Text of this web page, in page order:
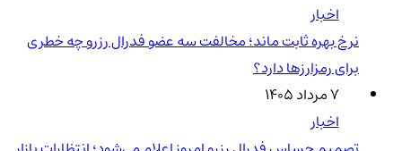
اخبار
نرخ بهره ثابت ماند؛ مخالفت سه عضو فدرال رزرو چه خطری
برای رمزارزها دارد؟
۷ مرداد ۱۴۰۵
اخبار